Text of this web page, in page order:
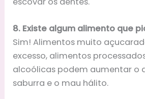
8. Existe algum alimento que
Sim! Alimentos muito
excesso, alimentos
alcoólicas podem aumentar o
saburra e o mau hálito.